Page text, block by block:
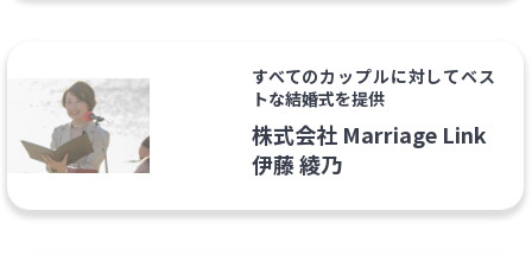
すべてのカップルに対してベス
トな結婚式を提供
株式会社 Marriage Link
伊藤 綾乃